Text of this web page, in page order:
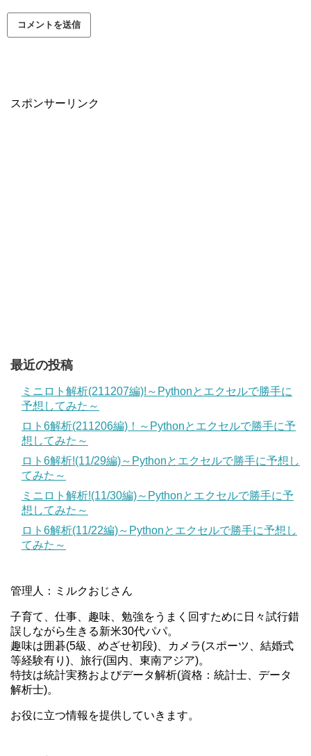
スポンサーリンク
最近の投稿
ミニロト解析(211207編)!～Pythonとエクセルで勝手に
予想してみた～
ロト6解析(211206編)！～Pythonとエクセルで勝手に予
想してみた～
ロト6解析!(11/29編)～Pythonとエクセルで勝手に予想し
てみた～
ミニロト解析!(11/30編)～Pythonとエクセルで勝手に予
想してみた～
ロト6解析(11/22編)～Pythonとエクセルで勝手に予想し
てみた～
管理人：ミルクおじさん
子育て、仕事、趣味、勉強をうまく回すために日々試行錯
誤しながら生きる新米30代パパ。
趣味は囲碁(5級、めざせ初段)、カメラ(スポーツ、結婚式
等経験有り)、旅行(国内、東南アジア)。
特技は統計実務およびデータ解析(資格：統計士、データ
解析士)。
お役に立つ情報を提供していきます。